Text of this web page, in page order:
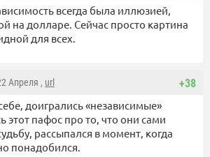
всегда была иллюзией,
на долларе. Сейчас просто картина
для всех.
+38
Апреля , url
доигрались «независимые»
этот пафос про то, что они сами
рассыпался в момент, когда
понадобился.